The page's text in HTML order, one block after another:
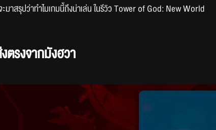
ะมาสรุปว่าทำไมเกมนี้ถึงน่าเล่น ในรีวิว Tower of God: New World
ตรงจากมังฮวา